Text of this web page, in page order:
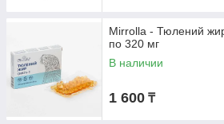
Mirrolla - Тюлений
по 320 мг
В наличии
1 600 ₸